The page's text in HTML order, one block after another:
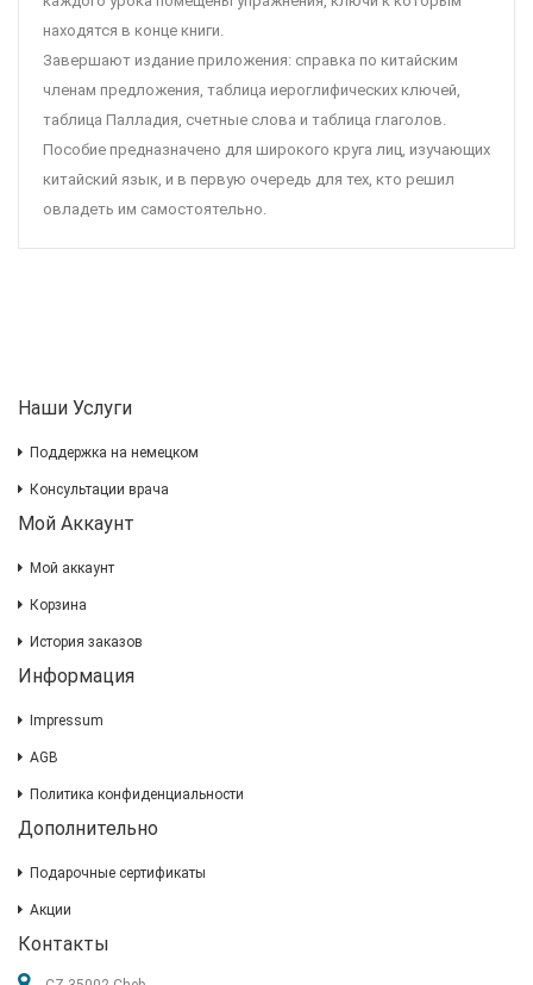
находятся в конце книги.
Завершают издание приложения: справка по китайским
членам предложения, таблица иероглифических ключей,
таблица Палладия, счетные слова и таблица глаголов.
Пособие предназначено для широкого круга лиц, изучающих
китайский язык, и в первую очередь для тех, кто решил
овладеть им самостоятельно.
Наши Услуги
Поддержка на немецком
Консультации врача
Мой Аккаунт
Мой аккаунт
Корзина
История заказов
Информация
Impressum
AGB
Политика конфиденциальности
Дополнительно
Подарочные сертификаты
Акции
Контакты